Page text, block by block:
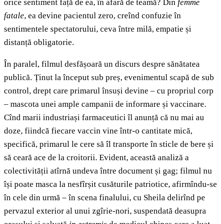
orice sentiment față de ea, în afară de teamă? Din femme
fatale, ea devine pacientul zero, creînd confuzie în
sentimentele spectatorului, ceva între milă, empatie și
distanță obligatorie.
În paralel, filmul desfășoară un discurs despre sănătatea
publică. Ținut la început sub preș, evenimentul scapă de sub
control, drept care primarul însuși devine – cu propriul corp
– mascota unei ample campanii de informare și vaccinare.
Cînd marii industriași farmaceutici îl anunță că nu mai au
doze, fiindcă fiecare vaccin vine într-o cantitate mică,
specifică, primarul le cere să îl transporte în sticle de bere și
să ceară ace de la croitorii. Evident, această analiză a
colectivității atîrnă undeva între document și gag; filmul nu
își poate masca la nesfîrșit cusăturile patriotice, afirmîndu-se
în cele din urmă – în scena finalului, cu Sheila delirînd pe
pervazul exterior al unui zgîrie-nori, suspendată deasupra